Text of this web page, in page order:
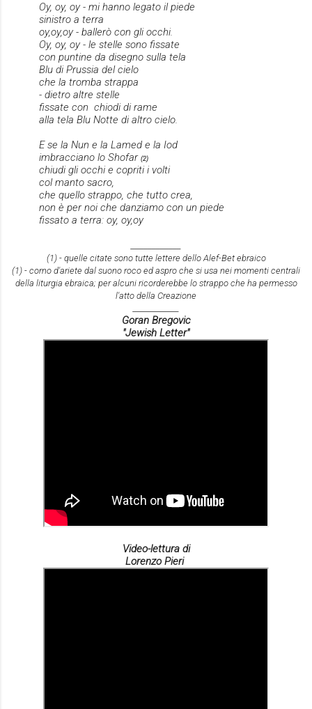
Oy, oy, oy - mi hanno legato il piede
sinistro a terra
oy,oy,oy - ballerò con gli occhi.
Oy, oy, oy - le stelle sono fissate
con puntine da disegno sulla tela
Blu di Prussia del cielo
che la tromba strappa
- dietro altre stelle
fissate con chiodi di rame
alla tela Blu Notte di altro cielo.
E se la Nun e la Lamed e la Iod
imbracciano lo Shofar (2)
chiudi gli occhi e copriti i volti
col manto sacro,
che quello strappo, che tutto crea,
non è per noi che danziamo con un piede
fissato a terra: oy, oy,oy
(1) - quelle citate sono tutte lettere dello Alef-Bet ebraico
(1) - corno d'ariete dal suono roco ed aspro che si usa nei momenti centrali
della liturgia ebraica; per alcuni ricorderebbe lo strappo che ha permesso
l'atto della Creazione
Goran Bregovic
"Jewish Letter"
Video-lettura di
Lorenzo Pieri